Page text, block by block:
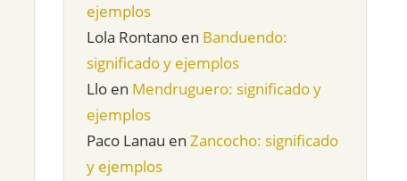
ejemplos
Lola Rontano en Banduendo:
significado y ejemplos
Llo en Mendruguero: significado y
ejemplos
Paco Lanau enZancocho: significado
y ejemplos